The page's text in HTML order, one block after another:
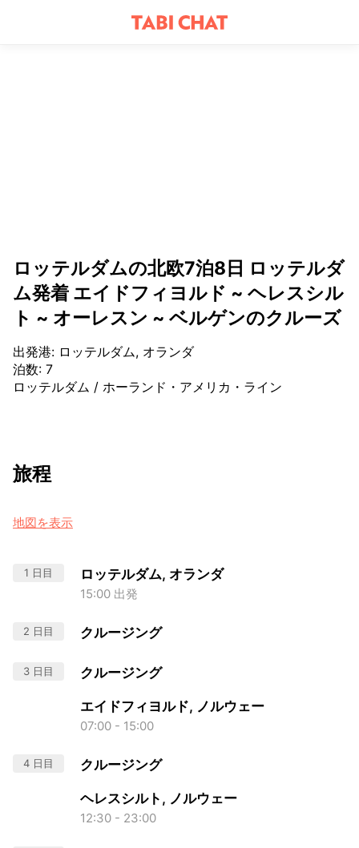
ロッテルダムの北欧7泊8日 ロッテルダ
ム発着 エイドフィヨルド ~ ヘレスシル
ト ~ オーレスン ~ ベルゲンのクルーズ
出発港: ロッテルダム, オランダ
泊数: 7
ロッテルダム / ホーランド・アメリカ・ライン
旅程
地図を表示
1 日目 ロッテルダム, オランダ
15:00 出発
2 日目 クルージング
3 日目 クルージング
エイドフィヨルド, ノルウェー
07:00 - 15:00
4 日目 クルージング
ヘレスシルト, ノルウェー
12:30 - 23:00